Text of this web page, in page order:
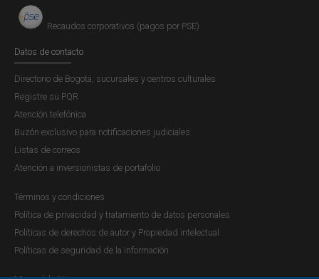
central’2014 - ¿Por qué es
eviten sobreendeudarse?
VII Concurso ‘De la banca
escolar a la banca central’
Recaudos corporativos (pagos por PSE)
Datos de contacto
Directorio de Bogotá, sucursales y centros culturales
Registre su PQR
Atención telefónica
Buzón exclusivo para notificaciones judiciales
Listas de correos
Atención a inversionistas de portafolio
Términos y condiciones
Política de privacidad y tratamiento de datos personales
Políticas de derechos de autor y Propiedad intelectual
Políticas de seguridad de la información